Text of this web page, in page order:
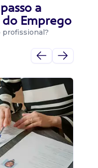
a
Emprego
profissional?